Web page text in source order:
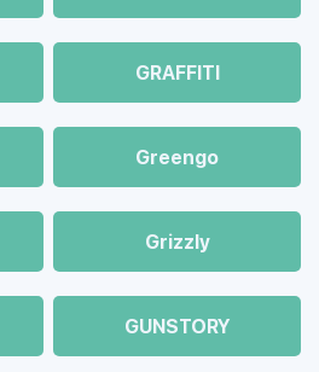
GRAFFITI
Greengo
Grizzly
GUNSTORY